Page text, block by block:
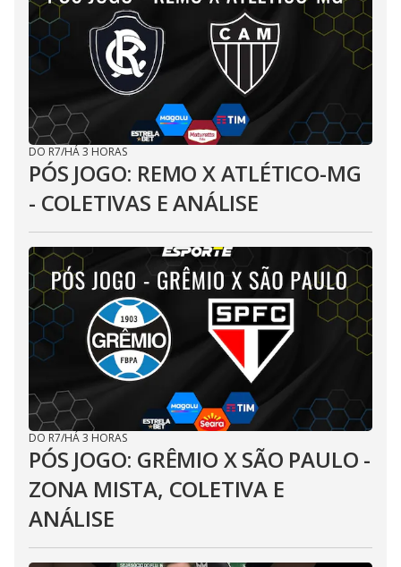
DO R7/HÁ 3 HORAS
PÓS JOGO: REMO X ATLÉTICO-MG
- COLETIVAS E ANÁLISE
DO R7/HÁ 3 HORAS
PÓS JOGO: GRÊMIO X SÃO PAULO -
ZONA MISTA, COLETIVA E
ANÁLISE